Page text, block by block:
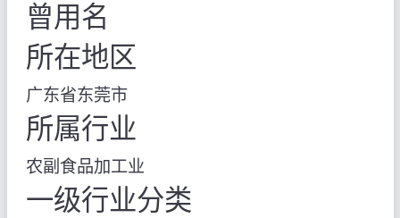
曾用名
所在地区
广东省东莞市
所属行业
农副食品加工业
一级行业分类